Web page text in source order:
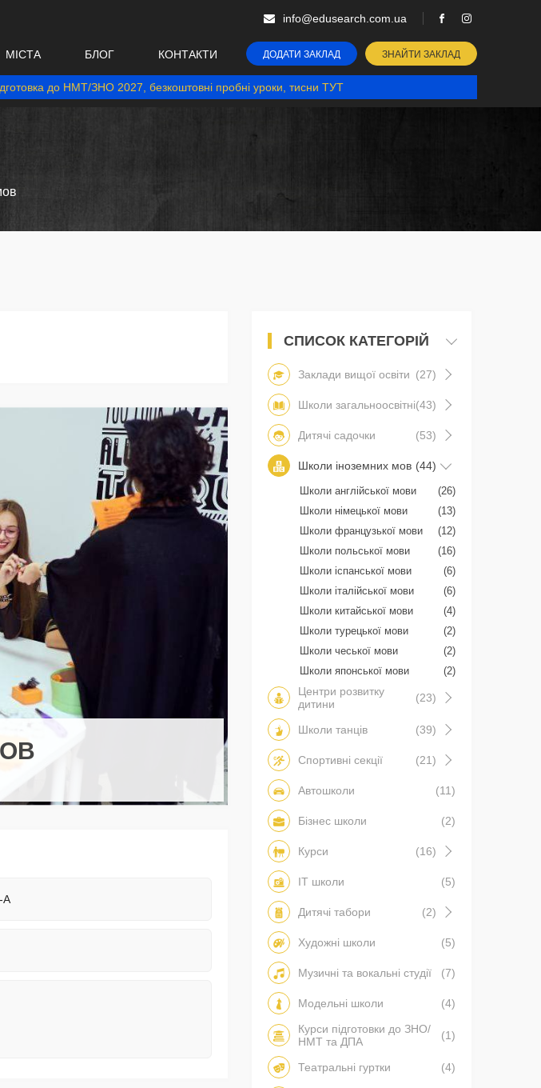
info@edusearch.com.ua
МІСТА БЛОГ КОНТАКТИ ДОДАТИ ЗАКЛАД ЗНАЙТИ ЗАКЛАД
до НМТ/ЗНО 2027, безкоштовні пробні уроки, тисни ТУТ
А
СПИСОК КАТЕГОРІЙ
Заклади вищої освіти (27)
Школи загальноосвітні(43)
Дитячі садочки (53)
Школи іноземних мов (44)
Школи англійської мови
(26)
Школи німецької мови
(13)
Школи французької мови
(12)
Школи польської мови
(16)
Школи іспанської мови
(6)
Школи італійської мови
(6)
Школи китайської мови
(4)
Школи турецької мови
(2)
Школи чеської мови
(2)
Школи японської мови
(2)
Центри розвитку
дитини
(23)
Школи танців (39)
Спортивні секції (21)
Автошколи (11)
Бізнес школи (2)
Курси (16)
IT школи (5)
Дитячі табори (2)
Художні школи (5)
Музичні та вокальні студії (7)
Модельні школи
(4)
Курси підготовки до ЗНО/
НМТ та ДПА
(1)
Театральні гуртки (4)